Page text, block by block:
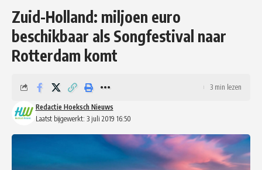
Zuid-Holland: miljoen euro
beschikbaar als Songfestival naar
Rotterdam komt
Laatst bijgewerkt: 3 juli 2019 16:50
Redactie Hoeksch Nieuws
3 min lezen